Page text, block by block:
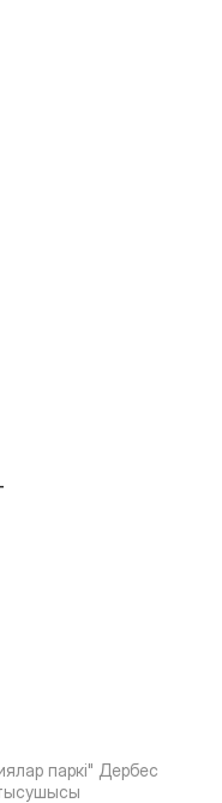
паркі" Дербес